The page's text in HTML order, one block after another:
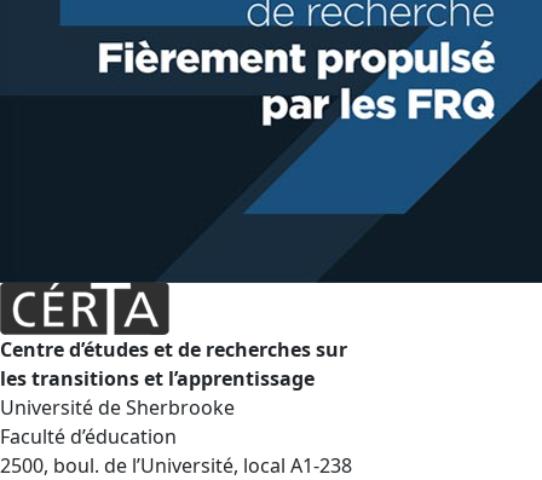
Centre d’études et de recherches sur
les transitions et l’apprentissage
Université de Sherbrooke
Faculté d’éducation
2500, boul. de l’Université, local A1-238